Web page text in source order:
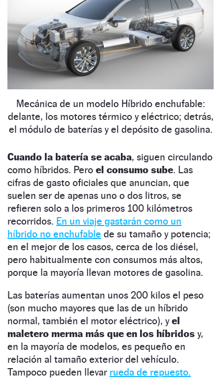
Mecánica de un modelo Híbrido enchufable:
delante, los motores térmico y eléctrico; detrás,
el módulo de baterías y el depósito de gasolina.
Cuando la batería se acaba, siguen circulando
como híbridos. Pero el consumo sube. Las
cifras de gasto oficiales que anuncian, que
suelen ser de apenas uno o dos litros, se
refieren solo a los primeros 100 kilómetros
recorridos. En un viaje gastarán como un
híbrido no enchufable de su tamaño y potencia;
en el mejor de los casos, cerca de los diésel,
pero habitualmente con consumos más altos,
porque la mayoría llevan motores de gasolina.
Las baterías aumentan unos 200 kilos el peso
(son mucho mayores que las de un híbrido
normal, también el motor eléctrico), yel
maletero merma más que en los híbridos y,
en la mayoría de modelos, es pequeño en
relación al tamaño exterior del vehículo.
Tampoco pueden llevar rueda de repuesto.